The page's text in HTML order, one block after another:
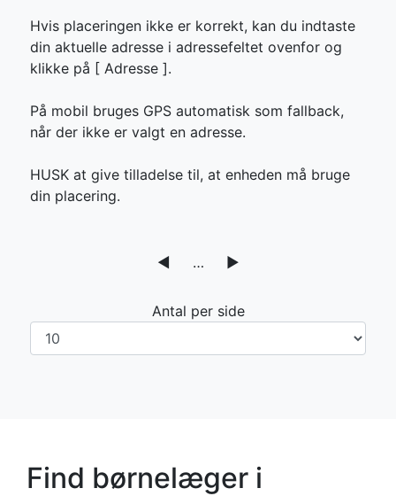
Hvis placeringen ikke er korrekt, kan du indtaste
din aktuelle adresse i adressefeltet ovenfor og
klikke på [ Adresse ].
På mobil bruges GPS automatisk som fallback,
når der ikke er valgt en adresse.
HUSK at give tilladelse til, at enheden må bruge
din placering.
◀ … ▶
Antal per side
Find børnelæger i